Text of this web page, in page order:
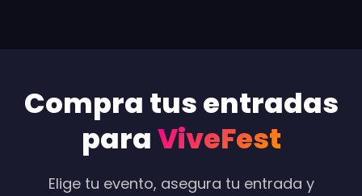
Compra tus entradas
paraViveFest
Elige tu evento, asegura tu entrada y